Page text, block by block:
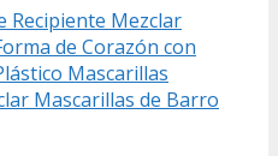
Recipiente Mezclar
de Corazón con
Mascarillas
Mascarillas de Barro